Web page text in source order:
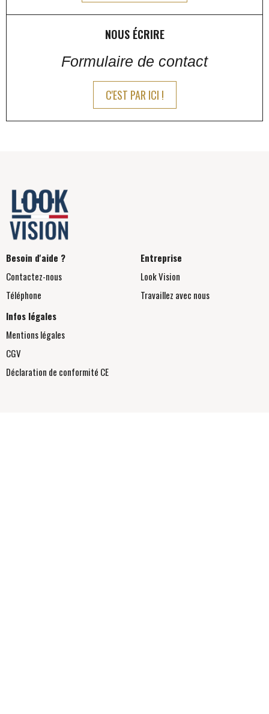
NOUS ÉCRIRE
Formulaire de contact
C'EST PAR ICI !
Besoin d'aide ?
Contactez-nous
Téléphone
Entreprise
Look Vision
Travaillez avec nous
Infos légales
Mentions légales
CGV
Déclaration de conformité CE